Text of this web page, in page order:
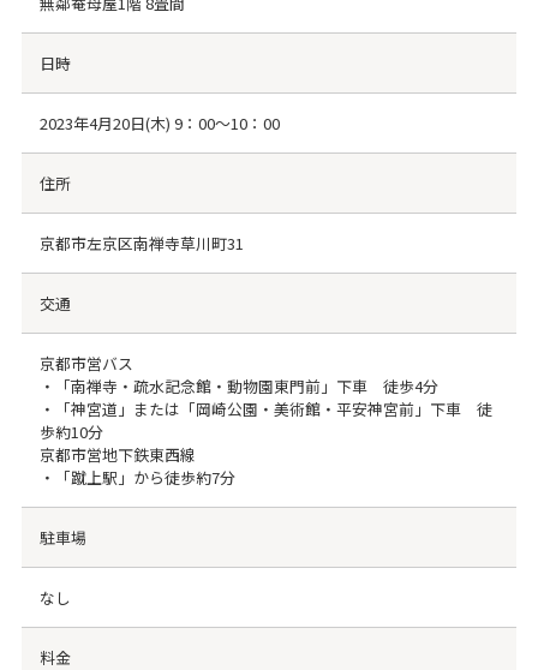
日時
2023年4月20日(木) 9：00～10：00
住所
京都市左京区南禅寺草川町31
交通
京都市営バス
・「南禅寺・疏水記念館・動物園東門前」下車 徒歩4分
・「神宮道」または「岡崎公園・美術館・平安神宮前」下車 徒
歩約10分
京都市営地下鉄東西線
・「蹴上駅」から徒歩約7分
駐車場
なし
料金